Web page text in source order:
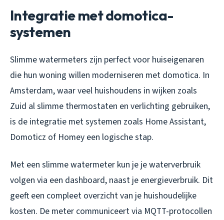
Integratie met domotica-
systemen
Slimme watermeters zijn perfect voor huiseigenaren
die hun woning willen moderniseren met domotica. In
Amsterdam, waar veel huishoudens in wijken zoals
Zuid al slimme thermostaten en verlichting gebruiken,
is de integratie met systemen zoals Home Assistant,
Domoticz of Homey een logische stap.
Met een slimme watermeter kun je je waterverbruik
volgen via een dashboard, naast je energieverbruik. Dit
geeft een compleet overzicht van je huishoudelijke
kosten. De meter communiceert via MQTT-protocollen